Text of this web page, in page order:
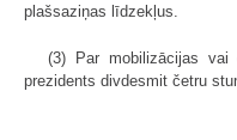
plašsaziņas līdzekļus.
(3) Par mobilizācijas vai
prezidents divdesmit četru